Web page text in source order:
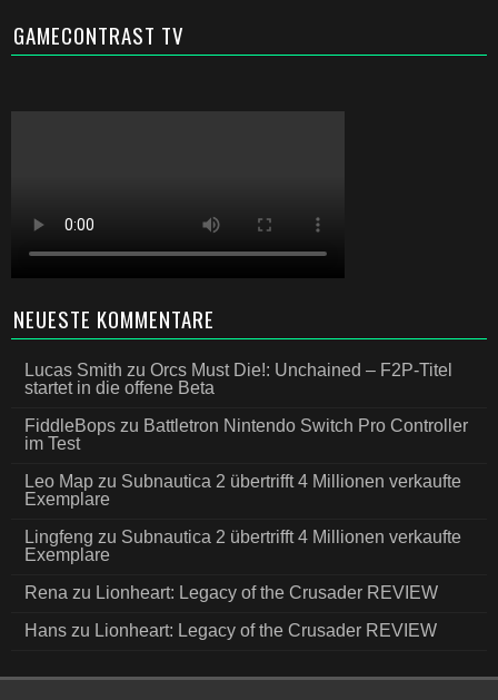
GAMECONTRAST TV
NEUESTE KOMMENTARE
Lucas Smith zu Orcs Must Die!: Unchained – F2P-Titel
startet in die offene Beta
FiddleBops zu Battletron Nintendo Switch Pro Controller
im Test
Leo Map zu Subnautica 2 übertrifft 4 Millionen verkaufte
Exemplare
Lingfeng zu Subnautica 2 übertrifft 4 Millionen verkaufte
Exemplare
Rena zu Lionheart: Legacy of the Crusader REVIEW
Hans zu Lionheart: Legacy of the Crusader REVIEW